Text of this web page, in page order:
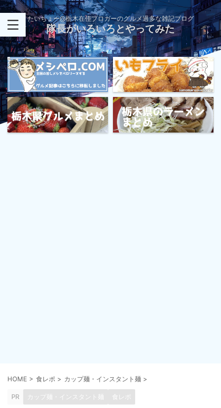
たいちょー@栃木在住ブロガーのグルメ過多な雑記ブログ
隊長がいろいろとやってみた
HOME > 食レポ > カップ麺・インスタント麺 >
PR カップ麺・インスタント麺 食レポ